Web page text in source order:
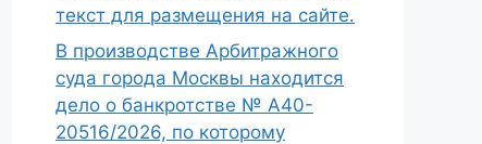
текст для размещения на сайте.
В производстве Арбитражного
суда города Москвы находится
дело о банкротстве № А40-
20516/2026, по которому